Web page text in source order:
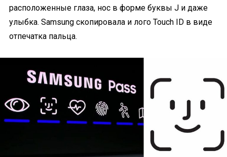
расположенные глаза, нос в форме буквы J и даже
улыбка. Samsung скопировала и лого Touch ID в виде
отпечатка пальца.